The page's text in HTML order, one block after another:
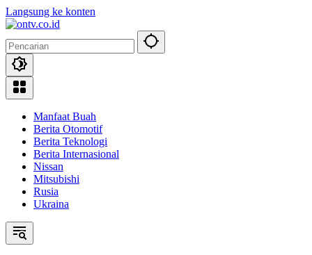
Langsung ke konten
Manfaat Buah
Berita Otomotif
Berita Teknologi
Berita Internasional
Nissan
Mitsubishi
Rusia
Ukraina